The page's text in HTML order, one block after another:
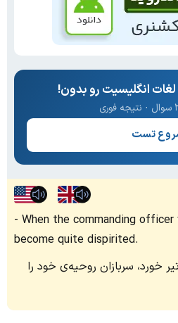
انگلیسیت رو بدون!
تست
When the commanding
become quite dispirited.
خورد، سربازان روحیه‌ی خود را